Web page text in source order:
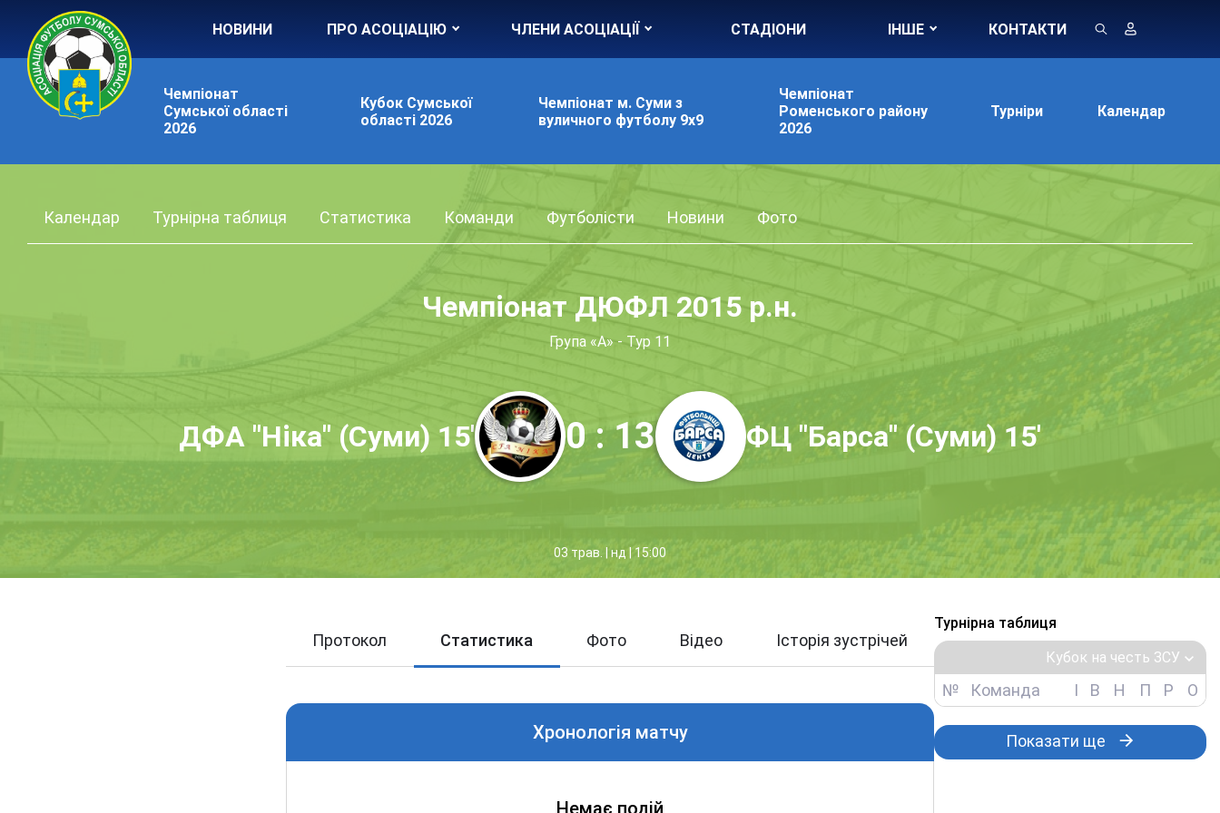
НОВИНИ ПРО АСОЦІАЦІЮ ЧЛЕНИ АСОЦІАЦІЇ СТАДІОНИ ІНШЕ КОНТАКТИ
Чемпіонат
Сумської області
2026
Кубок Сумської
області 2026
Чемпіонат м. Суми з
вуличного футболу 9х9
Чемпіонат
Роменського району
2026
Турніри Календар
Календар Турнірна таблиця Статистика Команди Футболісти Новини Фото
Чемпіонат ДЮФЛ 2015 р.н.
Група «А» - Тур 11
ДФА "Ніка" (Суми) 15' 0 : 13 ФЦ "Барса" (Суми) 15'
03 трав. | нд | 15:00
Протокол Статистика Фото Відео Історія зустрічей
Хронологія матчу
Немає подій
Турнірна таблиця
Кубок на честь ЗСУ
№ Команда І В Н П Р О
Показати ще